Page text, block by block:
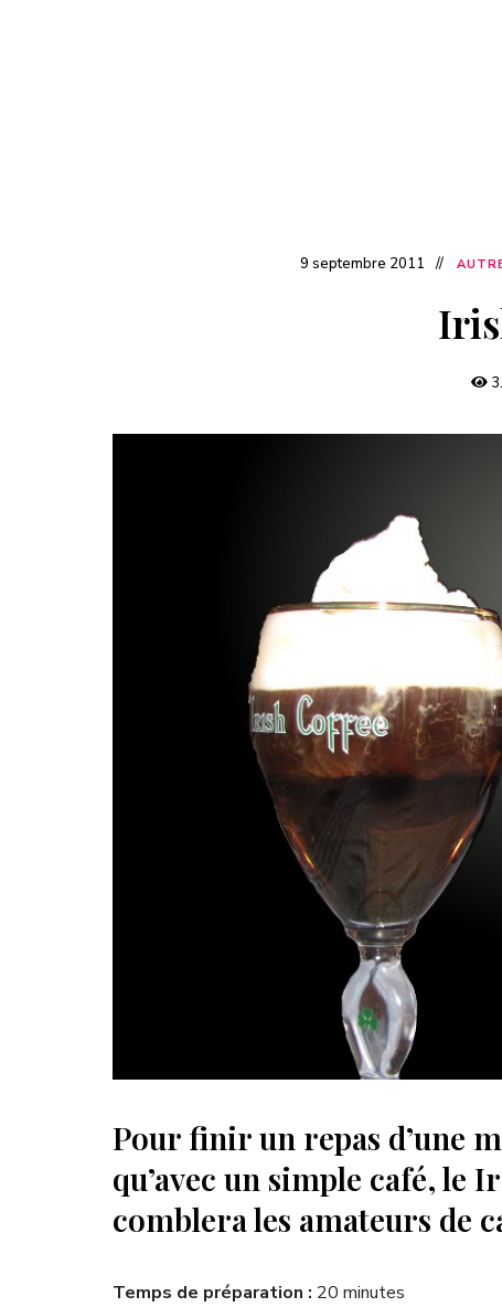
9 septembre 2011
Pour finir un repas d’une
qu’avec un simple café, le
comblera les amateurs de
Temps de préparation : 20 minutes